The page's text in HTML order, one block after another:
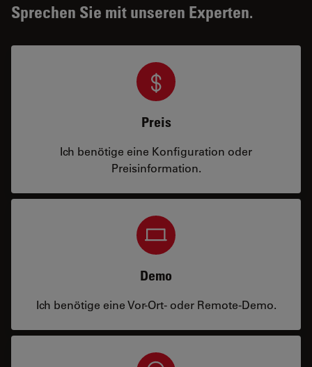
Sprechen Sie mit unseren Experten.
Preis
Ich benötige eine Konfiguration oder
Preisinformation.
Demo
Ich benötige eine Vor-Ort- oder Remote-Demo.